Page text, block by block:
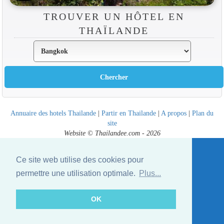
Ce site web utilise des cookies pour
permettre une utilisation optimale.
Plus...
OK
TROUVER UN HÔTEL EN
THAÏLANDE
Annuaire des hotels Thailande | Partir en Thailande | A propos | Plan du
site
Website © Thailandee.com - 2026